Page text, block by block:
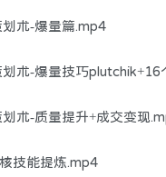
术-爆量篇.mp4
术-爆量技巧plutchik+16
术-质量提升+成交变现
技能提炼.mp4